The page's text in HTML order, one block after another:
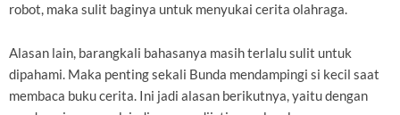
robot, maka sulit baginya untuk menyukai cerita olahraga.
Alasan lain, barangkali bahasanya masih terlalu sulit untuk
dipahami. Maka penting sekali Bunda mendampingi si kecil saat
membaca buku cerita. Ini jadi alasan berikutnya, yaitu dengan